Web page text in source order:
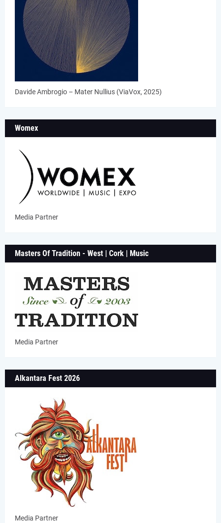
Davide Ambrogio – Mater Nullius (ViaVox, 2025)
Womex
Media Partner
Masters Of Tradition - West | Cork | Music
Media Partner
Alkantara Fest 2026
Media Partner